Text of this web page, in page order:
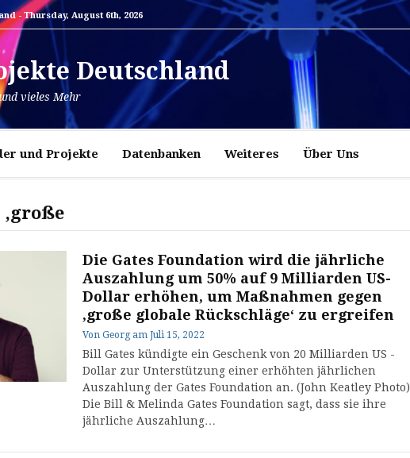
- Thursday, August 6th, 2026
Deutschland
vieles Mehr
und Projekte Datenbanken Weiteres Über Uns
‚große
Die Gates Foundation wird die jährliche
Auszahlung um 50% auf 9 Milliarden US-
Dollar erhöhen, um Maßnahmen gegen
‚große globale Rückschläge‘ zu ergreifen
Von Georg am Juli 15, 2022
Bill Gates kündigte ein Geschenk von 20 Milliarden US -
Dollar zur Unterstützung einer erhöhten jährlichen
Auszahlung der Gates Foundation an. (John Keatley Photo)
Die Bill & Melinda Gates Foundation sagt, dass sie ihre
jährliche Auszahlung…